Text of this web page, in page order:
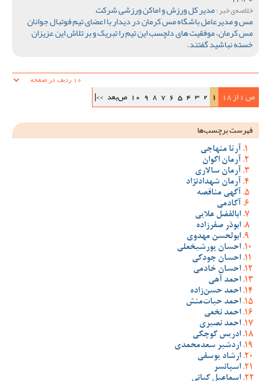
خلاصه‌ی خبر :مدیر کل ورزش و اماکن ورزشی شرکت
مس و مدیرعامل باشگاه مس کرمان در دیدار با اعضای تیم فوتبال جوانان
مس کرمان، موفقیت های دلچسب این تیم را تبریک و بر تلاش این عزیزان
خسته نباشید گفتند.
ص 1 از 18 1
2
3
4
5
6
7
8
9
10 ص‌بعد >>|
فهرست برچسب‌ها
آرتا منهاجی
آرمان اکوان
آرمان سالاری
آرمان شهدادنژاد
آگهی مناقصه
آکادمی
ابالفضل علایی
ابوذر صفرزاده
ابولحسن مهدوی
احسان پورشیخعلی
احسان جودکی
احسان خادمی
احمد آهی
احمد حسن‌زاده
احمد حیات‌منش
احمد نخعی
احمد نصیری
ادریس کوچکی
اردشیر سعدمحمدی
ارشاد یوسفی
اسپانسر
اسماعیل کیانی